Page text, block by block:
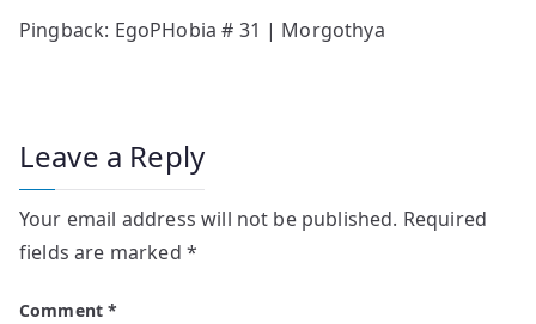
Pingback: EgoPHobia # 31 | Morgothya
Leave a Reply
Your email address will not be published. Required
fields are marked *
Comment*